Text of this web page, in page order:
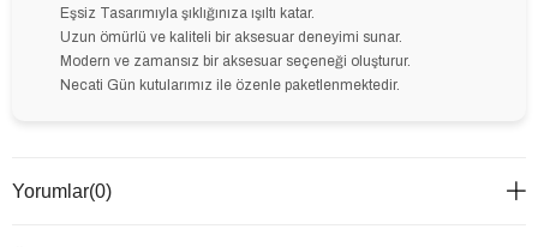
Eşsiz Tasarımıyla şıklığınıza ışıltı katar.
Uzun ömürlü ve kaliteli bir aksesuar deneyimi sunar.
Modern ve zamansız bir aksesuar seçeneği oluşturur.
Necati Gün kutularımız ile özenle paketlenmektedir.
Yorumlar(0)